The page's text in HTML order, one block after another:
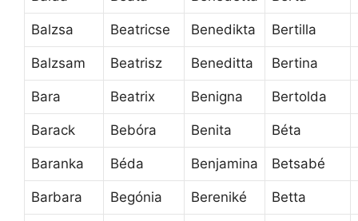
Balzsa Beatricse Benedikta Bertilla
Balzsam Beatrisz Beneditta Bertina
Bara Beatrix Benigna Bertolda
Barack Bebóra Benita Béta
Baranka Béda Benjamina Betsabé
Barbara Begónia Bereniké Betta